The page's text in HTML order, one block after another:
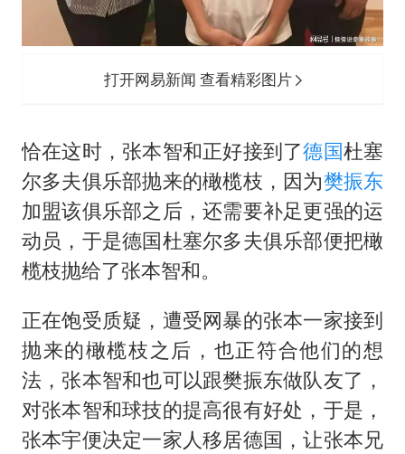
打开网易新闻 查看精彩图片
恰在这时，张本智和正好接到了德国杜塞
尔多夫俱乐部抛来的橄榄枝，因为樊振东
加盟该俱乐部之后，还需要补足更强的运
动员，于是德国杜塞尔多夫俱乐部便把橄
榄枝抛给了张本智和。
正在饱受质疑，遭受网暴的张本一家接到
抛来的橄榄枝之后，也正符合他们的想
法，张本智和也可以跟樊振东做队友了，
对张本智和球技的提高很有好处，于是，
张本宇便决定一家人移居德国，让张本兄